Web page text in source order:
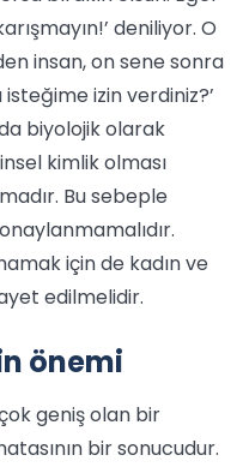
deniliyor. O
insan, on sene sonra
izin verdiniz?’
biyolojik olarak
kimlik olması
Bu sebeple
için de kadın ve
edilmelidir.
önemi
geniş olan bir
bir sonucudur.